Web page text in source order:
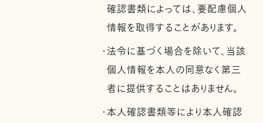
確認書類によっては、要配慮個人
情報を取得することがあります。
・法令に基づく場合を除いて、当該
個人情報を本人の同意なく第三
者に提供することはありません。
・本人確認書類等により本人確認